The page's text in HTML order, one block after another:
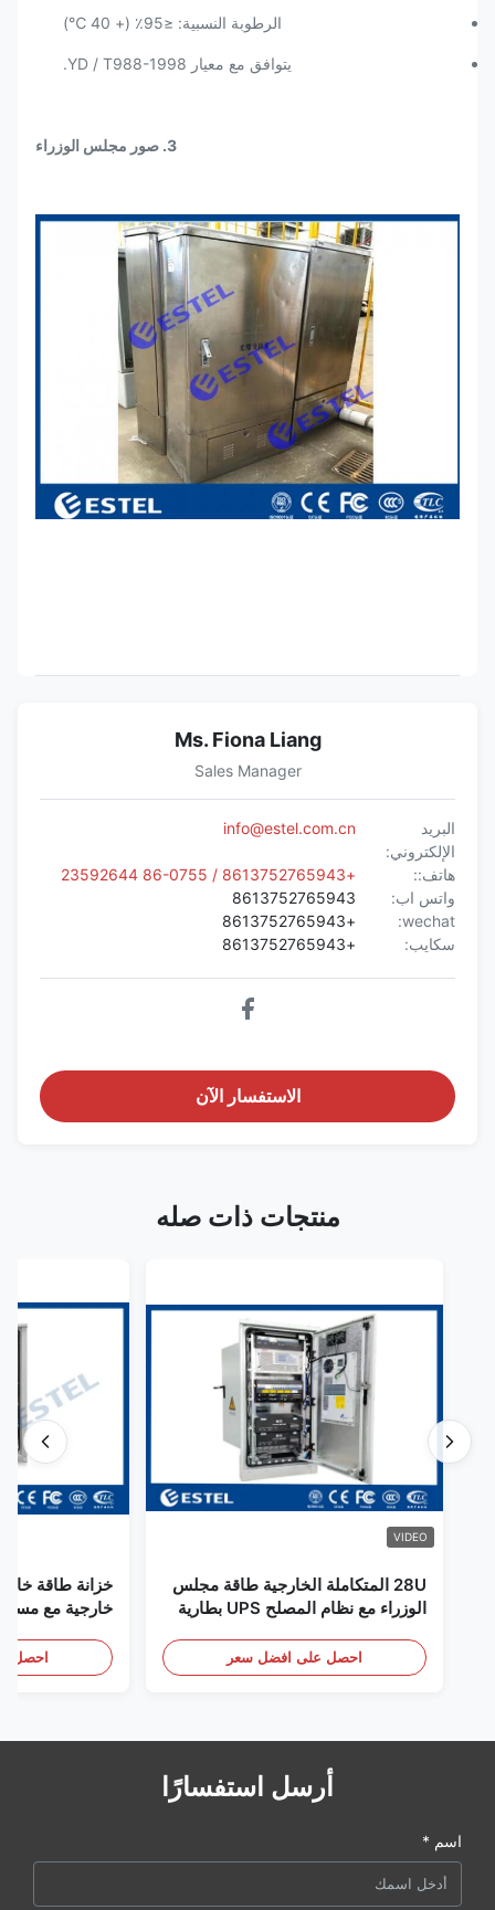
الرطوبة النسبية: ≤95٪ (+ 40 ℃)
يتوافق مع معيار YD / T988-1998.
3. صور مجلس الوزراء
Ms. Fiona Liang
Sales Manager
البريد
الإلكتروني:
info@estel.com.cn
هاتف::
+8613752765943 / 86-0755 23592644
واتس اب:
8613752765943
wechat:
+8613752765943
سكايب:
+8613752765943
الاستفسار الآن
منتجات ذات صله
VIDEO
28U المتكاملة الخارجية طاقة مجلس
الوزراء مع نظام المصلح UPS بطارية
احصل على افضل سعر
خزانة طاقة
خارجية مع
احصل
أرسل استفسارًا
اسم *